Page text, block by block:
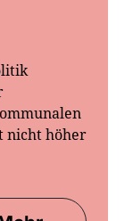
nicht höher